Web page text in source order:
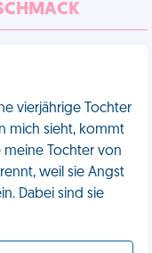
vierjährige Tochter
mich sieht, kommt
meine Tochter von
weil sie Angst
Dabei sind sie